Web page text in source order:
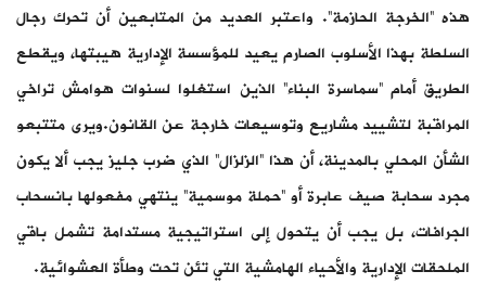
هذه “الخرجة الحازمة”. واعتبر العديد من المتابعين أن تحرك رجال
السلطة بهذا الأسلوب الصارم يعيد للمؤسسة الإدارية هيبتها، ويقطع
الطريق أمام “سماسرة البناء” الذين استغلوا لسنوات هوامش تراخي
المراقبة لتشييد مشاريع وتوسيعات خارجة عن القانون.ويرى متتبعو
الشأن المحلي بالمدينة، أن هذا “الزلزال” الذي ضرب جليز يجب ألا يكون
مجرد سحابة صيف عابرة أو “حملة موسمية” ينتهي مفعولها بانسحاب
الجرافات، بل يجب أن يتحول إلى استراتيجية مستدامة تشمل باقي
الملحقات الإدارية والأحياء الهامشية التي تئن تحت وطأة العشوائية.